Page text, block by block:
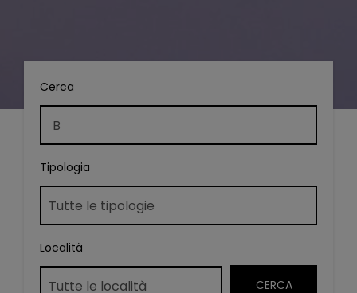
Cerca
Tipologia
Località